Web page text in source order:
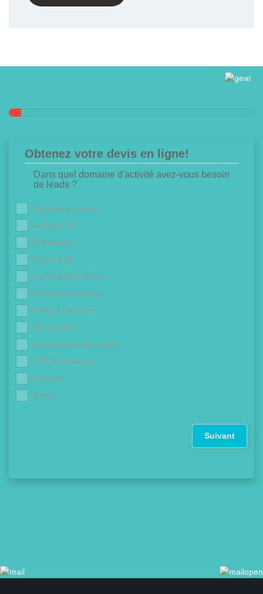
Obtenez votre devis en ligne!
Dans quel domaine d'activité avez-vous besoin
de leads ?
Pompes à chaleur
Isolation 1€
Chaudières
Douche 0€
ITE (Isolation Murs)
Panneaux solaires
Volets / Fenêtres
Rénovation
Assurances / Mutuelles
CPF (Formation)
Finance
Autres
Suivant